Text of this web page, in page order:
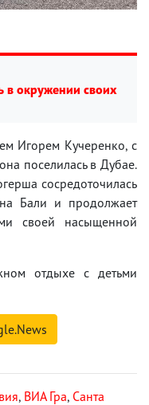
в окружении своих
Игорем Кучеренко, с
поселилась в Дубае.
сосредоточилась
Бали и продолжает
своей насыщенной
отдыхе с детьми
, ВИА Гра, Санта